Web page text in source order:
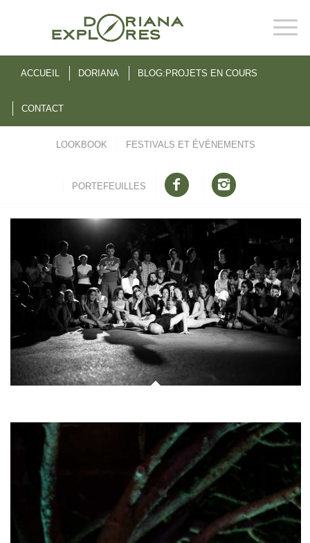
ACCUEIL DORIANA BLOG:PROJETS EN COURS
CONTACT
LOOKBOOK FESTIVALS ET ÉVÉNEMENTS
PORTEFEUILLES